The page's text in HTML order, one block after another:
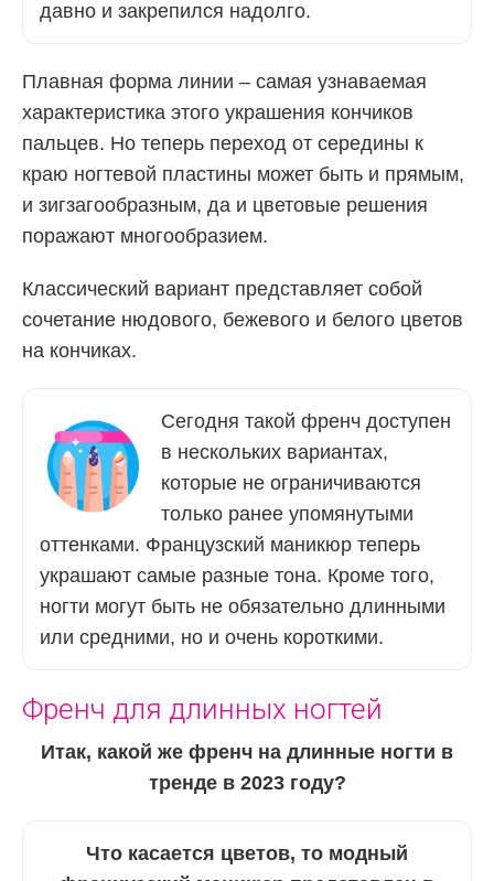
давно и закрепился надолго.
Плавная форма линии – самая узнаваемая
характеристика этого украшения кончиков
пальцев. Но теперь переход от середины к
краю ногтевой пластины может быть и прямым,
и зигзагообразным, да и цветовые решения
поражают многообразием.
Классический вариант представляет собой
сочетание нюдового, бежевого и белого цветов
на кончиках.
Сегодня такой френч доступен
в нескольких вариантах,
которые не ограничиваются
только ранее упомянутыми
оттенками. Французский маникюр теперь
украшают самые разные тона. Кроме того,
ногти могут быть не обязательно длинными
или средними, но и очень короткими.
Френч для длинных ногтей
Итак, какой же френч на длинные ногти в
тренде в 2023 году?
Что касается цветов, то модный